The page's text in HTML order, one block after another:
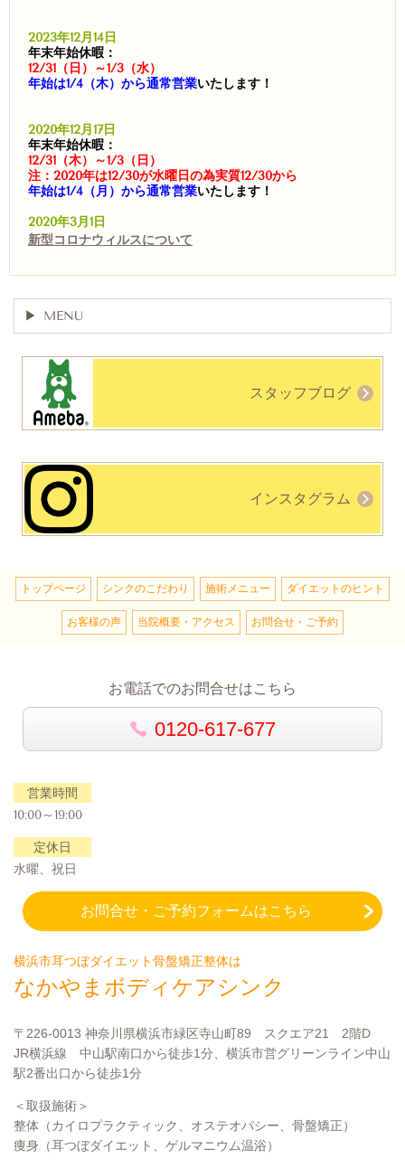
2023年12月14日
年末年始休暇：
12/31（日）～1/3（水）
年始は1/4（木）から通常営業いたします！
2020年12月17日
年末年始休暇：
12/31（木）～1/3（日）
注：2020年は12/30が水曜日の為実質12/30から
年始は1/4（月）から通常営業いたします！
2020年3月1日
新型コロナウィルスについて
MENU
スタッフブログ
インスタグラム
トップページ シンクのこだわり 施術メニュー ダイエットのヒント
お客様の声 当院概要・アクセス お問合せ・ご予約
お電話でのお問合せはこちら
0120-617-677
営業時間
10:00～19:00
定休日
水曜、祝日
お問合せ・ご予約フォームはこちら
横浜市耳つぼダイエット骨盤矯正整体は
なかやまボディケアシンク
〒226-0013 神奈川県横浜市緑区寺山町89 スクエア21 2階D
JR横浜線 中山駅南口から徒歩1分、横浜市営グリーンライン中山
駅2番出口から徒歩1分
＜取扱施術＞
整体（カイロプラクティック、オステオパシー、骨盤矯正）
痩身（耳つぼダイエット、ゲルマニウム温浴）